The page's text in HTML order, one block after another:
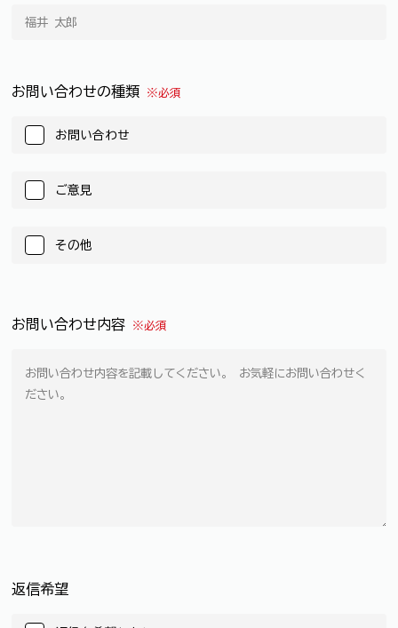
お問い合わせの種類 ※必須
お問い合わせ
ご意見
その他
お問い合わせ内容 ※必須
返信希望